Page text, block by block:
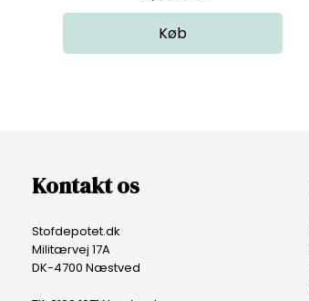
Kontakt os
Stofdepotet.dk
Militærvej 17A
DK-4700 Næstved